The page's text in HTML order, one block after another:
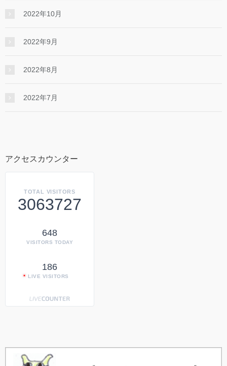
2022年10月
2022年9月
2022年8月
2022年7月
アクセスカウンター
TOTAL VISITORS
3063727
648
VISITORS TODAY
186
LIVE VISITORS